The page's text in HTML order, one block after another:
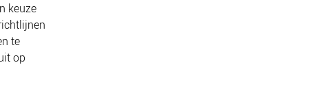
keuze
te
op